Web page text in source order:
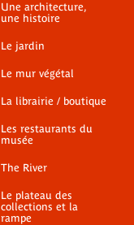
Une architecture,
une histoire
Le jardin
Le mur végétal
La librairie / boutique
Les restaurants du
musée
The River
Le plateau des
collections et la
rampe